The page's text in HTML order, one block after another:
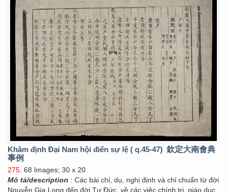
Khâm định Đại Nam hội điển sự lệ ( q.45-47) 欽定大南會典
事例
275 . 68 Images; 30 x 20
Mô tả/description : Các bài chỉ, dụ, nghị định và chỉ chuẩn từ đời
Nguyễn Gia Long đến đời Tự Đức, về các việc chính trị, giáo dục,